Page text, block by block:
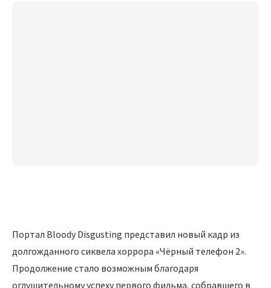
Портал Bloody Disgusting представил новый кадр из
долгожданного сиквела хоррора «Чёрный телефон 2».
Продолжение стало возможным благодаря
оглушительному успеху первого фильма, собравшего в